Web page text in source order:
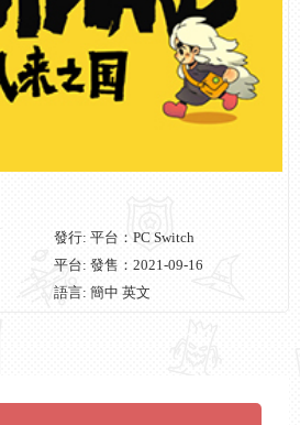
發行: 平台：PC Switch
平台: 發售：2021-09-16
語言: 簡中 英文